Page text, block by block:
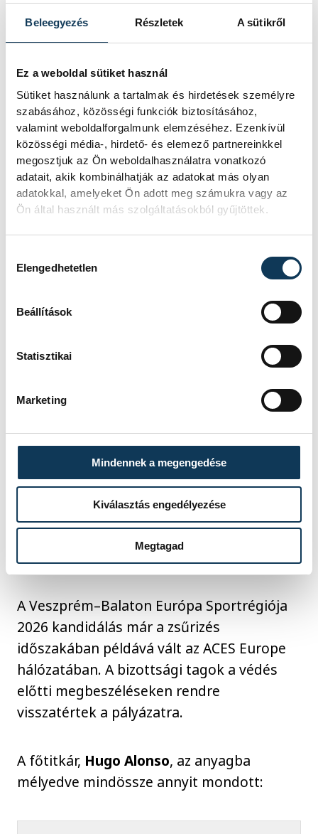
Beleegyezés Részletek A sütikről
Ez a weboldal sütiket használ
Sütiket használunk a tartalmak és hirdetések személyre
szabásához, közösségi funkciók biztosításához,
valamint weboldalforgalmunk elemzéséhez. Ezenkívül
közösségi média-, hirdető- és elemező partnereinkkel
megosztjuk az Ön weboldalhasználatra vonatkozó
adatait, akik kombinálhatják az adatokat más olyan
adatokkal, amelyeket Ön adott meg számukra vagy az
Ön által használt más szolgáltatásokból gyűjtöttek.
Elengedhetetlen
Beállítások
Statisztikai
Marketing
Mindennek a megengedése
Kiválasztás engedélyezése
Megtagad
– tette hozzáOvádi Péter
A Veszprém–Balaton Európa Sportrégiója
2026 program előkészületei már
megkezdődtek. A cél nem kevesebb,
minthogy a térség példát mutasson
abban, miként küzdhetők le az akadályok a
sport és a mozgás erejével.
Az ACES vezetői, közöttük Porga Gyula
polgármester a nyári zsűrizés alkalmával
A pályázat, amely példát mutat
A Veszprém–Balaton Európa Sportrégiója
2026 kandidálás már a zsűrizés
időszakában példává vált az ACES Europe
hálózatában. A bizottsági tagok a védés
előtti megbeszéléseken rendre
visszatértek a pályázatra.
A főtitkár, Hugo Alonso, az anyagba
mélyedve mindössze annyit mondott: